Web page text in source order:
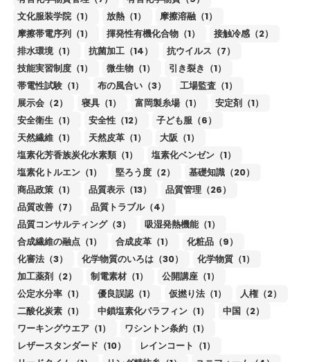
文化服装学院（1）
放熱（1）
摩擦溶融（1）
摩擦帯電序列（1）
揮発性有機化合物（1）
接触冷感（2）
排水環境（1）
抗菌加工（14）
抗ウイルス（7）
技能実習制度（1）
微生物（1）
引き裂き（1）
帯電性試験（1）
布の風合い（3）
工場監査（1）
展示会（2）
寝具（1） 富岡製糸場（1）
安定剤（1）
安全衛生（1）
安全性（12）
子ども服（6）
天然繊維（1）
天然皮革（1）
大阪（1）
塩素化芳香族炭化水素類（1）
塩素化ベンゼン（1）
塩素化トルエン（1）
堅ろう度（2）
基礎知識（20）
商品政策（1）
品質表示（13）
品質管理（26）
品質改善（7）
品質トラブル（4）
品質コンサルティング（3）
吸湿発熱機能（1）
合成繊維の融点（1）
合成皮革（1）
化粧品（9）
化審法（3）
化学物質のいろは（30）
化学物質（1）
加工薬剤（2）
制電素材（1）
公開講座（1）
公定水分率（1）
優良誤認（1） 仮撚り法（1）
人権（2）
二酸化炭素（1）
中鎖塩素化パラフィン（1）
中国（2）
ワーキングウエア（1）
ワシントン条約（1）
レザースタンダード（10）
レインコート（1）